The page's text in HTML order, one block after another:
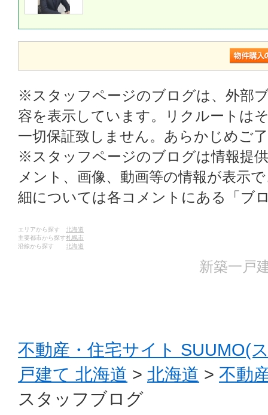
※スタッフページのブログは、外部
容を表示しています。リクルートは
一切保証致しません。あらかじめご
※スタッフページのブログは情報提
メント、画像、動画等の情報が表示
細については各コメントにある「ブ
エリアから探す
北海道
主要都市から探す札幌市
沿線から探す
北海道
新築一戸
不動産・住宅サイト SUUMO(
戸建て 北海道 > 北海道 > 不動
スタッフブログ